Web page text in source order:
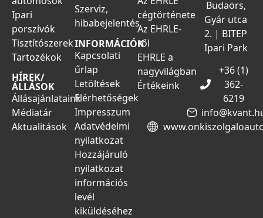
Ipari
porszívók
Tisztítószerek
Tartozékok
HÍREK/
ÁLLÁSOK
Állásajánlataink
Médiatár
Aktualitások
Szerviz,
hibabejelentés
INFORMÁCIÓK
Kapcsolati
űrlap
Letöltések
Elérhetőségek
Impresszum
Adatvédelmi
nyilatkozat
Hozzájáruló
nyilatkozat
információs
levél
kiküldéséhez
cégtörténete
Az EHRLE-
ről
EHRLE a
nagyvilágban
Értékeink
Budaörs,
Gyár utca
2. | BITEP
Ipari Park
+36 (1)
362-
6219